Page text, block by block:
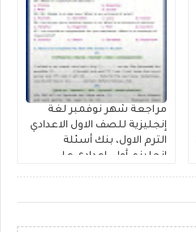
مراجعة شهر نوفمبر لغة
إنجليزية للصف الاول الاعدادي
الترم الاول، بنك أسئلة
إنجليزي أولى إعدادى على